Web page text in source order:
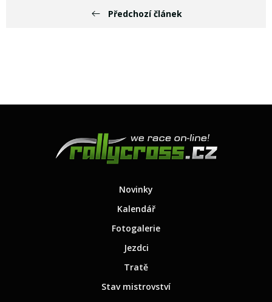
Předchozí článek
Novinky
Kalendář
Fotogalerie
Jezdci
Tratě
Stav mistrovství